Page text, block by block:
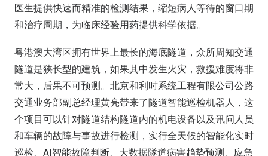
医生提供快速而精准的检测结果，缩短病人等待的窗口期
和治疗周期，为临床经验用药提供科学依据。
粤港澳大湾区拥有世界上最长的海底隧道，众所周知交通
隧道是狭长型的建筑，如果其中发生火灾，救援难度将非
常大，后果不可预测。北京和利时系统工程有限公司公路
交通业务部副总经理黄亮带来了隧道智能巡检机器人，这
个项目可以针对隧道结构隧道内的机电设备以及讯问人员
和车辆的故障与事故进行检测，实行全天候的智能化实时
巡检、AI智能故障判断、大数据隧道病害趋势预测、应急